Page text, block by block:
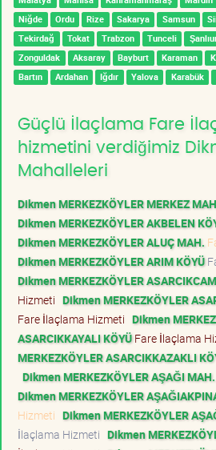
Niğde
Ordu Rize Sakarya Samsun
Tekirdağ
Tokat Trabzon Tunceli
Zonguldak
Aksaray Bayburt Karaman
Bartın
Ardahan Iğdır Yalova Karabük
Güçlü İlaçlama Fare
hizmetini verdiğimiz
Mahalleleri
Dikmen MERKEZKÖYLER MERKEZ
Dikmen MERKEZKÖYLER AKBELEN
Dikmen MERKEZKÖYLER ALUÇ MAH.
Dikmen MERKEZKÖYLER ARIM KÖYÜ
Dikmen MERKEZKÖYLER
Hizmeti Dikmen MERKEZKÖYLER
Fare İlaçlama Hizmeti Dikmen
ASARCIKKAYALI KÖYÜFare İlaçlama
MERKEZKÖYLER ASARCIKKAZAKLI
Dikmen MERKEZKÖYLER AŞAĞI MAH.
Dikmen MERKEZKÖYLER
Hizmeti Dikmen MERKEZKÖYLER
İlaçlama Hizmeti Dikmen